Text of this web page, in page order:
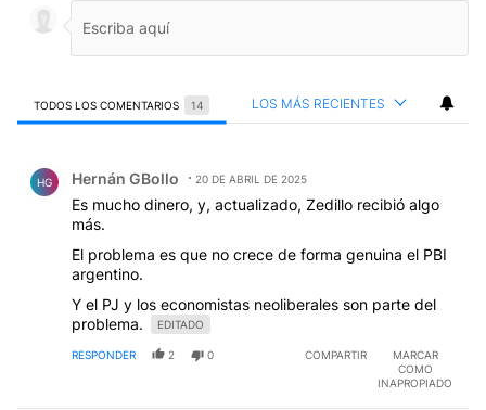
TODOS LOS COMENTARIOS 14 LOS MÁS RECIENTES
HG Hernán GBollo 20 DE ABRIL DE 2025
Es mucho dinero, y, actualizado, Zedillo recibió algo
más.
El problema es que no crece de forma genuina el PBI
argentino.
Y el PJ y los economistas neoliberales son parte del
problema.
EDITADO
RESPONDER 2 0 COMPARTIR
MARCAR
COMO
INAPROPIADO